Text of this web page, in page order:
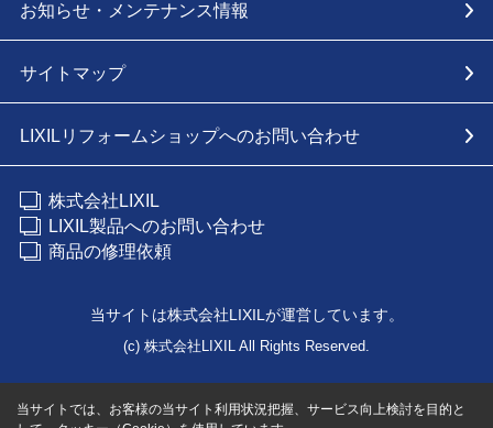
お知らせ・メンテナンス情報
サイトマップ
LIXILリフォームショップへのお問い合わせ
株式会社LIXIL
LIXIL製品へのお問い合わせ
商品の修理依頼
当サイトは株式会社LIXILが運営しています。
(c) 株式会社LIXIL All Rights Reserved.
当サイトでは、お客様の当サイト利用状況把握、サービス向上検討を目的と